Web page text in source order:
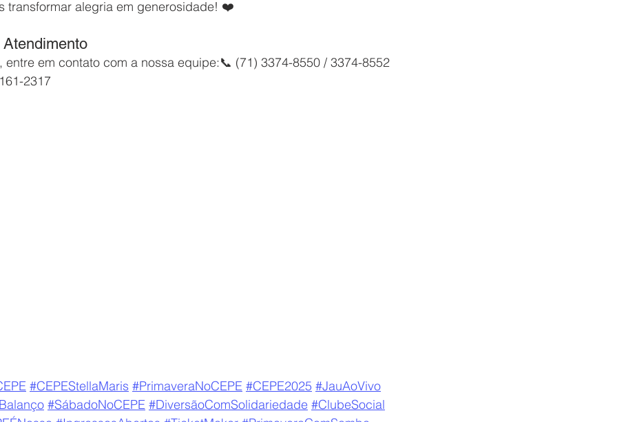
transformar alegria em generosidade! ❤️
em contato com a nossa equipe:📞 (71) 3374-8550 / 3374-8552
2317
#CEPEStellaMaris #PrimaveraNoCEPE #CEPE2025 #JauAoVivo
#SábadoNoCEPE #DiversãoComSolidariedade #ClubeSocial